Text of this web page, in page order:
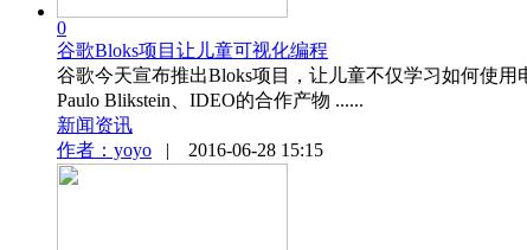
0
谷歌Bloks项目让儿童可视化编程
谷歌今天宣布推出Bloks项目，让儿童不仅学习如何使
Paulo Blikstein、IDEO的合作产物 ......
新闻资讯
作者：yoyo | 2016-06-28 15:15